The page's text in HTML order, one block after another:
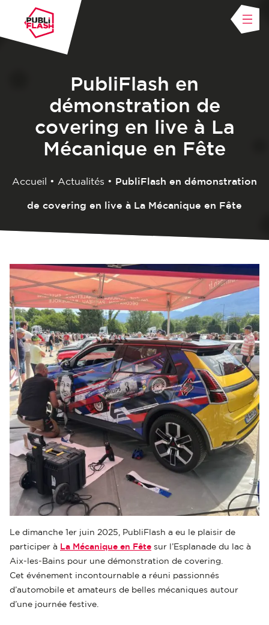
PubliFlash en
démonstration de
covering en live à La
Mécanique en Fête
Accueil • Actualités • PubliFlash en démonstration
de covering en live à La Mécanique en Fête
Le dimanche 1er juin 2025, PubliFlash a eu le plaisir de
participer à
La Mécanique en Fête sur l’Esplanade du lac à
Aix-les-Bains pour une démonstration de covering.
Cet événement incontournable a réuni passionnés
d’automobile et amateurs de belles mécaniques autour
d’une journée festive.